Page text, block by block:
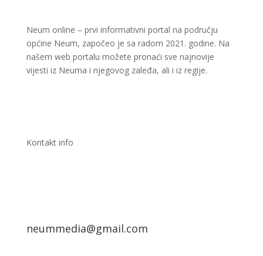
Neum online – prvi informativni portal na području
općine Neum, započeo je sa radom 2021. godine. Na
našem web portalu možete pronaći sve najnovije
vijesti iz Neuma i njegovog zaleđa, ali i iz regije.
Kontakt info
neummedia@gmail.com